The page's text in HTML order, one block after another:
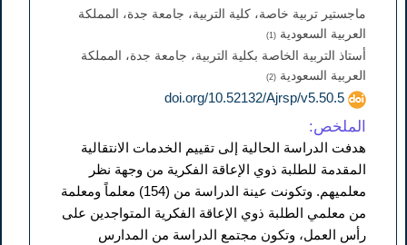
ماجستير تربية خاصة، كلية التربية، جامعة جدة، المملكة
العربية السعودية (1)
أستاذ التربية الخاصة بكلية التربية، جامعة جدة، المملكة
العربية السعودية (2)
doi.org/10.52132/Ajrsp/v5.50.5
الملخص:
هدفت الدراسة الحالية إلى تقييم الخدمات الانتقالية
المقدمة للطلبة ذوي الإعاقة الفكرية من وجهة نظر
معلميهم. وتكونت عينة الدراسة من (154) معلماً ومعلمة
من معلمي الطلبة ذوي الإعاقة الفكرية المتواجدين على
رأس العمل، وتكون مجتمع الدراسة من المدارس